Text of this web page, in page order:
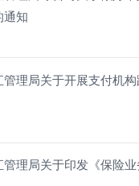
通知
管理局关于开展支付机
管理局关于印发《保险